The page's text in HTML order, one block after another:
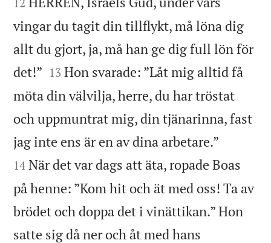
vingar du tagit din tillflykt, må löna dig
allt du gjort, ja, må han ge dig full lön för
det!” 

13 Hon svarade: ”Låt mig alltid få
möta din välvilja, herre, du har tröstat
och uppmuntrat mig, din tjänarinna, fast
jag inte ens är en av dina arbetare.”
14 När det var dags att äta, ropade Boas
på henne: ”Kom hit och ät med oss! Ta av
brödet och doppa det i vinättikan.” Hon
satte sig då ner och åt med hans